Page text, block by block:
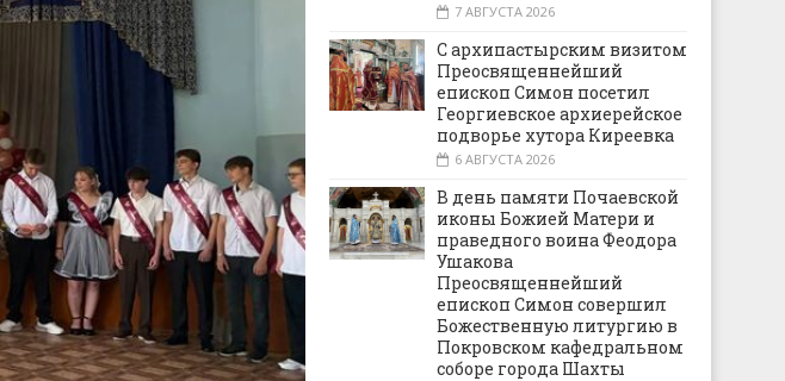
7 АВГУСТА 2026
С архипастырским визитом
Преосвященнейший
епископ Симон посетил
Георгиевское архиерейское
подворье хутора Киреевка
6 АВГУСТА 2026
В день памяти Почаевской
иконы Божией Матери и
праведного воина Феодора
Ушакова
Преосвященнейший
епископ Симон совершил
Божественную литургию в
Покровском кафедральном
соборе города Шахты